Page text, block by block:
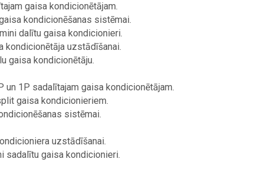
gaisa kondicionētājam.
kondicionēšanas sistēmai.
dalītu gaisa kondicionieri.
kondicionētāja uzstādīšanai.
gaisa kondicionētāju.
1P sadalītajam gaisa kondicionētājam.
gaisa kondicionieriem.
sistēmai.
uzstādīšanai.
sadalītu gaisa kondicionieri.